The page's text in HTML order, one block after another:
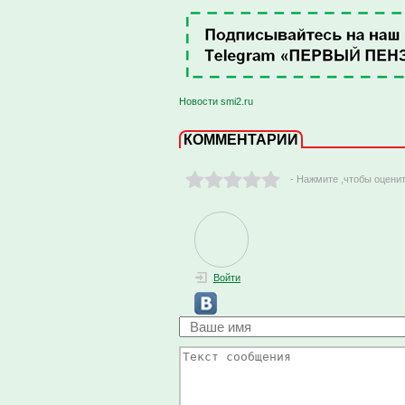
Новости smi2.ru
КОММЕНТАРИИ
- Нажмите ,чтобы
Войти